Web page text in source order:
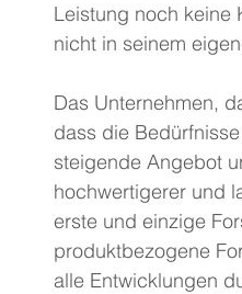
Leistung noch keine
nicht in seinem
Das Unternehmen,
dass die
steigende Angebot
hochwertigerer und
erste und einzige
produktbezogene
alle Entwicklungen